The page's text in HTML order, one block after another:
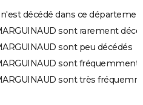
décédé dans ce
sont rarement
sont peu décédés
sont fréquemment
sont très